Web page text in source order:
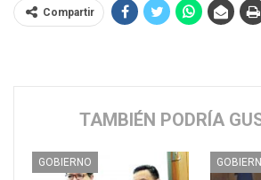
Compartir
TAMBIÉN PODRÍA
GOBIERNO